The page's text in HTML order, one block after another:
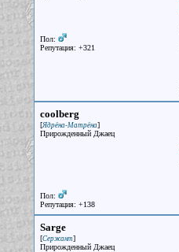
Пол:
Репутация: +321
coolberg
[Ядрёна-Матрёна]
Прирожденный Джаец
Пол:
Репутация: +138
Sarge
[Сержант]
Прирожденный Джаец